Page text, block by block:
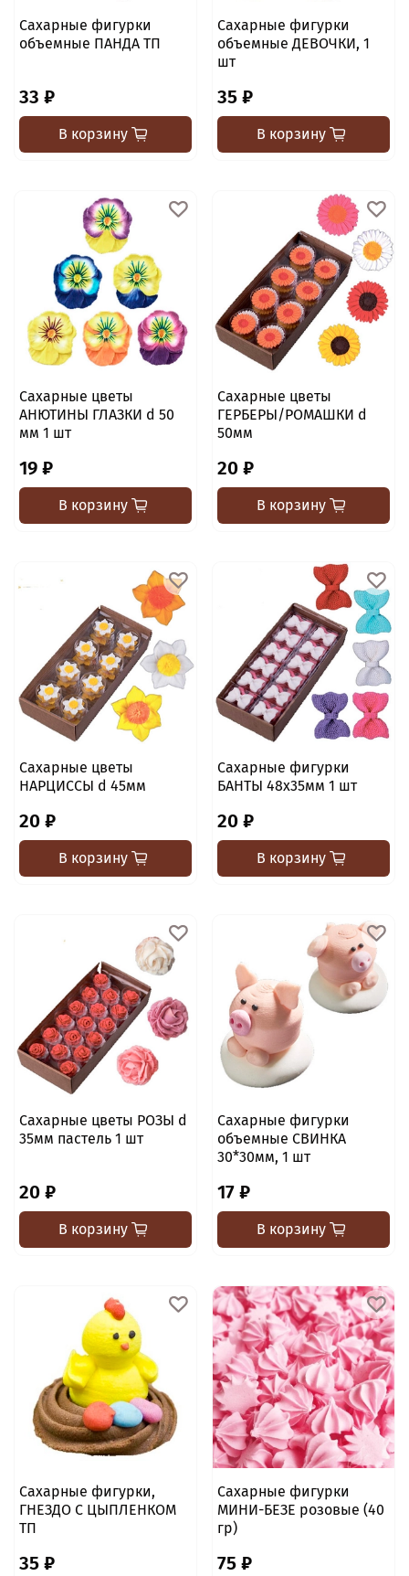
Сахарные фигурки
объемные ПАНДА ТП
33 ₽
В корзину
Сахарные фигурки
объемные ДЕВОЧКИ, 1
шт
35 ₽
В корзину
Сахарные цветы
АНЮТИНЫ ГЛАЗКИ d 50
мм 1 шт
19 ₽
В корзину
Сахарные цветы
ГЕРБЕРЫ/РОМАШКИ d
50мм
20 ₽
В корзину
Сахарные цветы
НАРЦИССЫ d 45мм
20 ₽
В корзину
Сахарные фигурки
БАНТЫ 48х35мм 1 шт
20 ₽
В корзину
Сахарные цветы РОЗЫ d
35мм пастель 1 шт
20 ₽
В корзину
Сахарные фигурки
объемные СВИНКА
30*30мм, 1 шт
17 ₽
В корзину
Сахарные фигурки,
ГНЕЗДО С ЦЫПЛЕНКОМ
ТП
35 ₽
Сахарные фигурки
МИНИ-БЕЗЕ розовые (40
гр)
75 ₽